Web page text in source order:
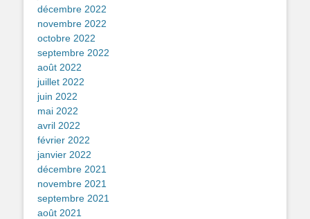
décembre 2022
novembre 2022
octobre 2022
septembre 2022
août 2022
juillet 2022
juin 2022
mai 2022
avril 2022
février 2022
janvier 2022
décembre 2021
novembre 2021
septembre 2021
août 2021